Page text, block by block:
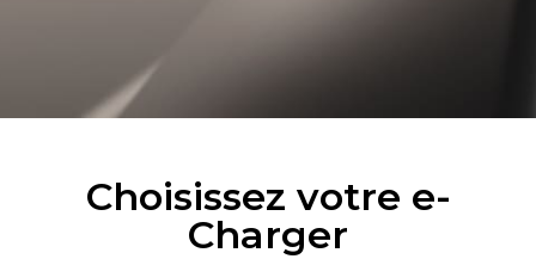
Choisissez votre e-
Charger